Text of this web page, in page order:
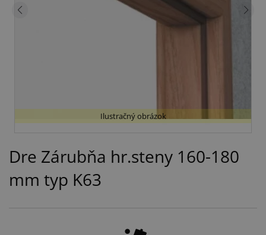
Ilustračný obrázok
Dre Zárubňa hr.steny 160-180
mm typ K63